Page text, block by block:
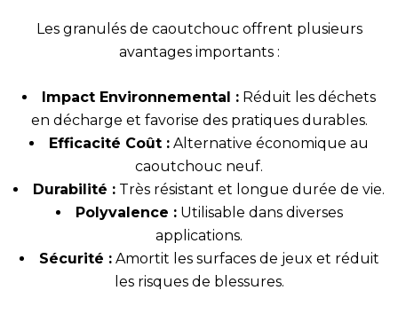
Les granulés de caoutchouc offrent plusieurs
avantages importants :
Impact Environnemental : Réduit les déchets
en décharge et favorise des pratiques durables.
Efficacité Coût : Alternative économique au
caoutchouc neuf.
Durabilité : Très résistant et longue durée de vie.
Polyvalence :Utilisable dans diverses
applications.
Sécurité :Amortit les surfaces de jeux et réduit
les risques de blessures.